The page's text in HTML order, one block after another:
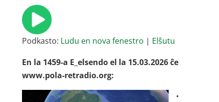
Podkasto: Ludu en nova fenestro | Elŝutu
En la 1459-a E_elsendo el la 15.03.2026 ĉe
www.pola-retradio.org:
•